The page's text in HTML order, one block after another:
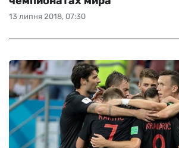
13 липня 2018, 07:30